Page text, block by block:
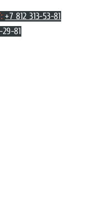
+7 812 313-53-81
81